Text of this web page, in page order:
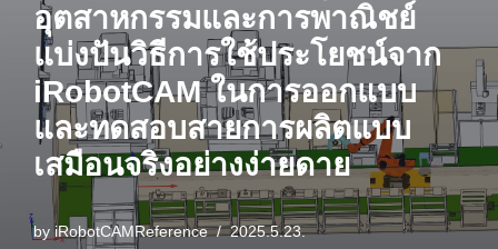
อุตสาหกรรมและการพาณิชย์
แบ่งปันวิธีการใช้ประโยชน์จาก
iRobotCAM ในการออกแบบ
และทดสอบสายการผลิตแบบ
เสมือนจริงอย่างง่ายดาย
by iRobotCAMReference 2025.5.23.